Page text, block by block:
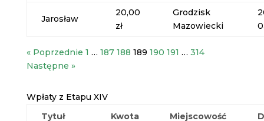
Jarosław
20,00
zł
Grodzisk
Mazowiecki
« Poprzednie 1 … 187 188 189 190 191 … 314
Następne »
Wpłaty z Etapu XIV
Tytuł
Kwota Miejscowość